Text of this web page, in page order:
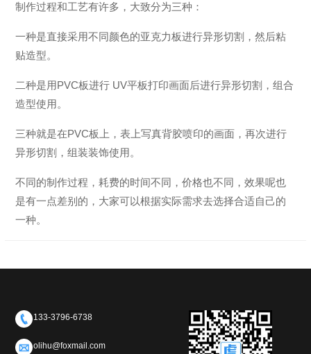
制作过程和工艺有许多，大致分为三种：
一种是直接采用不同颜色的亚克力板进行异形切割，然后粘
贴造型。
二种是用PVC板进行 UV平板打印画面后进行异形切割，组合
造型使用。
三种就是在PVC板上，表上写真背胶喷印的画面，再次进行
异形切割，组装装饰使用。
不同的制作过程，耗费的时间不同，价格也不同，效果呢也
是有一点差别的，大家可以根据实际需求去选择合适自己的
一种。
133-3796-6738
olihu@foxmail.com